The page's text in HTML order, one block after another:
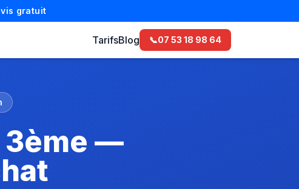
gratuit
TarifsBlog 📞07 53 18 98 64
3ème —